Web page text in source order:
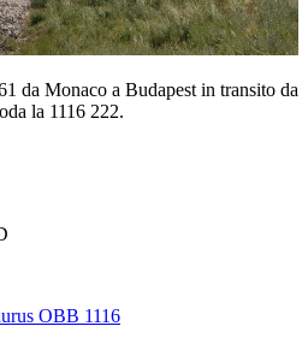
da Monaco a Budapest in transito da
la 1116 222.
OBB 1116